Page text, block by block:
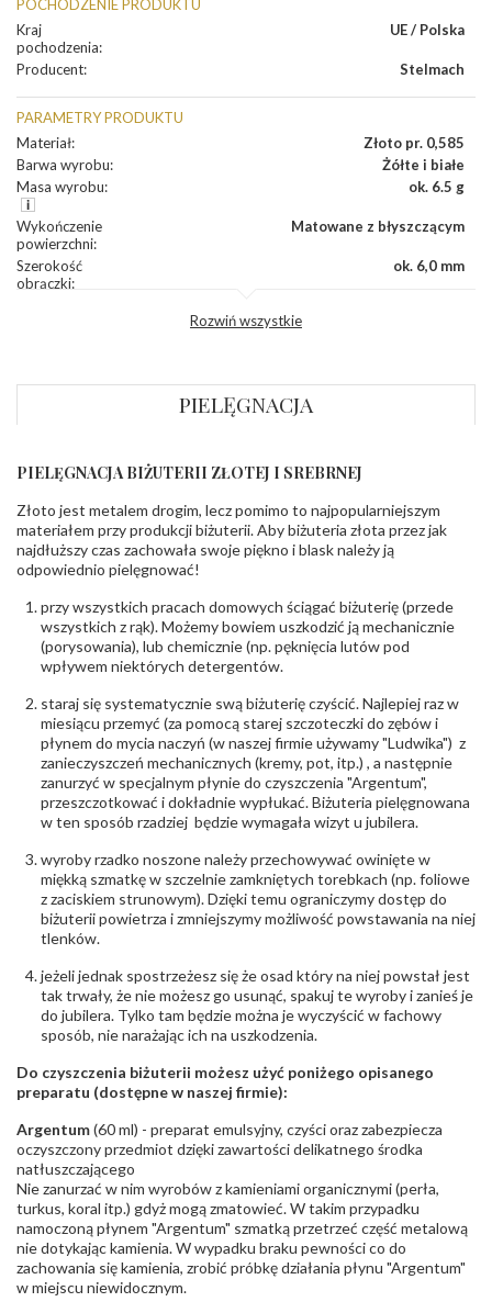
POCHODZENIE PRODUKTU
Kraj
pochodzenia:
UE / Polska
Producent: Stelmach
PARAMETRY PRODUKTU
Materiał:
Złoto pr. 0,585
Barwa wyrobu:
Żółte i białe
Masa wyrobu: ok. 6.5 g
Wykończenie
powierzchni:
Matowane z błyszczącym
Szerokość
obrączki:
ok. 6,0 mm
KAMIENIE
Rodzaje
kamieni:
Cyrkonia
Liczba kamieni:
Cyrkonia - 1 szt.
Szlif kamieni:
(łącznie)
INNE PARAMETRY
odpowiedzialny:
Opole; NIP 7542889545; Tel. +48 77 54 90 100;
biuro@stelmach.pl
Bezpieczeństwo
- rodzaj
ostrzeżenia:
Nie nadaje się dla dzieci w wieku poniżej 3 lat
,Elementy w wyrobie wykonane z białego złota
zawierają nikiel
Rozwiń wszystkie
PIELĘGNACJA
PIELĘGNACJA BIŻUTERII ZŁOTEJ I SREBRNEJ
Złoto jest metalem drogim, lecz pomimo to najpopularniejszym
materiałem przy produkcji biżuterii. Aby biżuteria złota przez jak
najdłuższy czas zachowała swoje piękno i blask należy ją
odpowiednio pielęgnować!
przy wszystkich pracach domowych ściągać biżuterię (przede
wszystkich z rąk). Możemy bowiem uszkodzić ją mechanicznie
(porysowania), lub chemicznie (np. pęknięcia lutów pod
wpływem niektórych detergentów.
staraj się systematycznie swą biżuterię czyścić. Najlepiej raz w
miesiącu przemyć (za pomocą starej szczoteczki do zębów i
płynem do mycia naczyń (w naszej firmie używamy "Ludwika") z
zanieczyszczeń mechanicznych (kremy, pot, itp.) , a następnie
zanurzyć w specjalnym płynie do czyszczenia "Argentum",
przeszczotkować i dokładnie wypłukać. Biżuteria pielęgnowana
w ten sposób rzadziej będzie wymagała wizyt u jubilera.
wyroby rzadko noszone należy przechowywać owinięte w
miękką szmatkę w szczelnie zamkniętych torebkach (np. foliowe
z zaciskiem strunowym). Dzięki temu ograniczymy dostęp do
biżuterii powietrza i zmniejszymy możliwość powstawania na niej
tlenków.
jeżeli jednak spostrzeżesz się że osad który na niej powstał jest
tak trwały, że nie możesz go usunąć, spakuj te wyroby i zanieś je
do jubilera. Tylko tam będzie można je wyczyścić w fachowy
sposób, nie narażając ich na uszkodzenia.
Do czyszczenia biżuterii możesz użyć poniżego opisanego
preparatu (dostępne w naszej firmie):
Argentum(60 ml) - preparat emulsyjny, czyści oraz zabezpiecza
oczyszczony przedmiot dzięki zawartości delikatnego środka
natłuszczającego
Nie zanurzać w nim wyrobów z kamieniami organicznymi (perła,
turkus, koral itp.) gdyż mogą zmatowieć. W takim przypadku
namoczoną płynem "Argentum" szmatką przetrzeć część metalową
nie dotykając kamienia. W wypadku braku pewności co do
zachowania się kamienia, zrobić próbkę działania płynu "Argentum"
w miejscu niewidocznym.